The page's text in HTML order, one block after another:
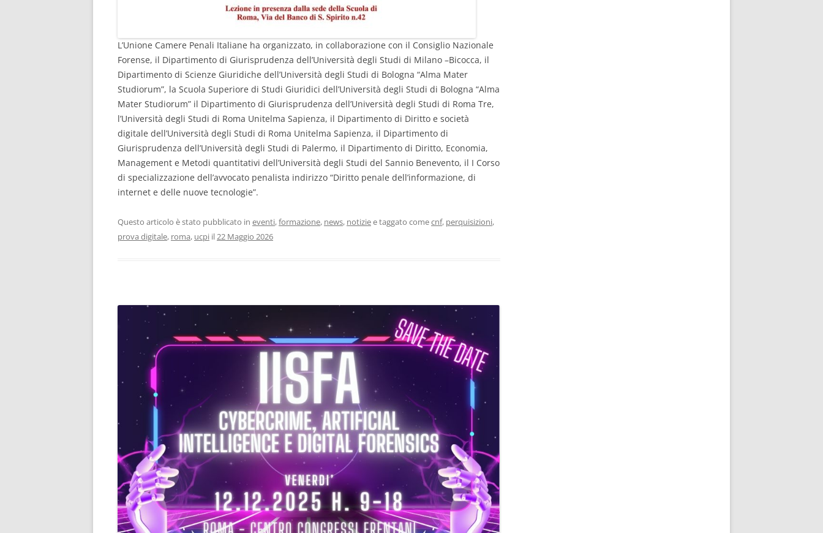
L’Unione Camere Penali Italiane ha organizzato, in collaborazione con il Consiglio Nazionale
Forense, il Dipartimento di Giurisprudenza dell’Università degli Studi di Milano –Bicocca, il
Dipartimento di Scienze Giuridiche dell’Università degli Studi di Bologna “Alma Mater
Studiorum”, la Scuola Superiore di Studi Giuridici dell’Università degli Studi di Bologna “Alma
Mater Studiorum” il Dipartimento di Giurisprudenza dell’Università degli Studi di Roma Tre,
l’Università degli Studi di Roma Unitelma Sapienza, il Dipartimento di Diritto e società
digitale dell’Università degli Studi di Roma Unitelma Sapienza, il Dipartimento di
Giurisprudenza dell’Università degli Studi di Palermo, il Dipartimento di Diritto, Economia,
Management e Metodi quantitativi dell’Università degli Studi del Sannio Benevento, il I Corso
di specializzazione dell’avvocato penalista indirizzo “Diritto penale dell’informazione, di
internet e delle nuove tecnologie”.
Questo articolo è stato pubblicato in eventi,formazione, news, notiziee taggato comecnf, perquisizioni,
prova digitale, roma, ucpi il22 Maggio 2026